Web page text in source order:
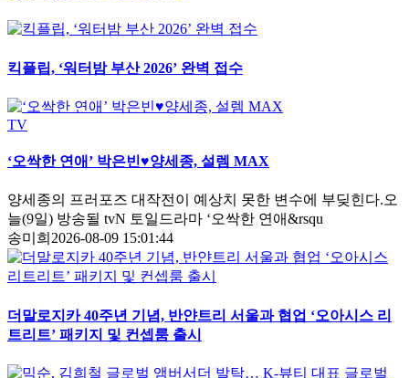
킥플립, ‘워터밤 부산 2026’ 완벽 접수
TV
‘오싹한 연애’ 박은빈♥양세종, 설렘 MAX
양세종의 프러포즈 대작전이 예상치 못한 변수에 부딪힌다.오
늘(9일) 방송될 tvN 토일드라마 ‘오싹한 연애&rsqu
송미희 2026-08-09 15:01:44
더말로지카 40주년 기념, 반얀트리 서울과 협업 ‘오아시스 리
트리트’ 패키지 및 컨셉룸 출시